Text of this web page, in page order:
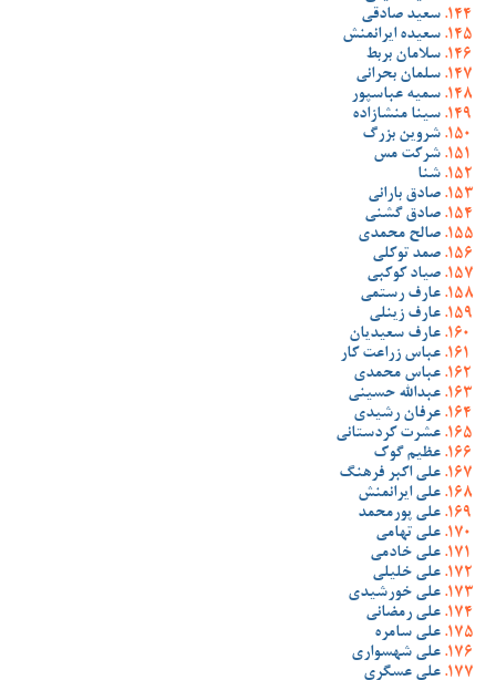
سعید صادقی
سعیده ایرانمنش
سلامان بربط
سلمان بحرانی
سمیه عباسپور
سینا منشازاده
شروین بزرگ
شرکت مس
شنا
صادق بارانی
صادق گشنی
صالح محمدی
صمد توکلی
صیاد کوکبی
عارف رستمی
عارف زینلی
عارف سعیدیان
عباس زراعت کار
عباس محمدی
عبدالله حسینی
عرفان رشیدی
عشرت کردستانی
عظیم گوک
علی اکبر فرهنگ
علی ایرانمنش
علی پورمحمد
علی تهامی
علی خادمی
علی خلیلی
علی خورشیدی
علی رمضانی
علی سامره
علی شهسواری
علی عسگری